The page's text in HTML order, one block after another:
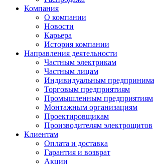
Компания
О компании
Новости
Карьера
История компании
Направления деятельности
Частным электрикам
Частным лицам
Индивидуальным
Торговым предприятиям
Промышленным предприятиям
Монтажным организациям
Проектировщикам
Производителям электрощитов
Клиентам
Оплата и доставка
Гарантия и возврат
Акции